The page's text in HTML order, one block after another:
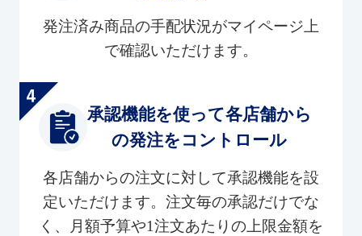
発注済み商品の手配状況がマイページ上
で確認いただけます。
承認機能を使って各店舗から
の発注をコントロール
各店舗からの注文に対して承認機能を設
定いただけます。注文毎の承認だけでな
く、月額予算や1注文あたりの上限金額を